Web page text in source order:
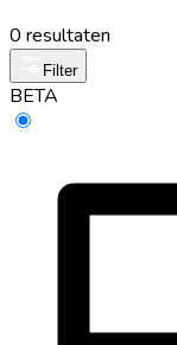
0 resultaten
Filter
BETA